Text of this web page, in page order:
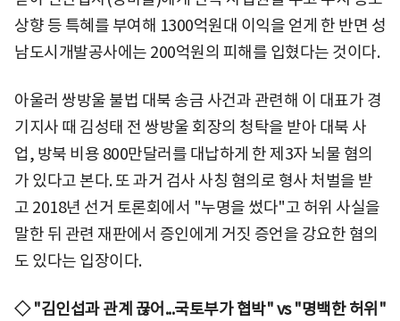
상향 등 특혜를 부여해 1300억원대 이익을 얻게 한 반면 성
남도시개발공사에는 200억원의 피해를 입혔다는 것이다.
아울러 쌍방울 불법 대북 송금 사건과 관련해 이 대표가 경
기지사 때 김성태 전 쌍방울 회장의 청탁을 받아 대북 사
업, 방북 비용 800만달러를 대납하게 한 제3자 뇌물 혐의
가 있다고 본다. 또 과거 검사 사칭 혐의로 형사 처벌을 받
고 2018년 선거 토론회에서 "누명을 썼다"고 허위 사실을
말한 뒤 관련 재판에서 증인에게 거짓 증언을 강요한 혐의
도 있다는 입장이다.
◇ "김인섭과 관계 끊어...국토부가 협박" vs "명백한 허위"